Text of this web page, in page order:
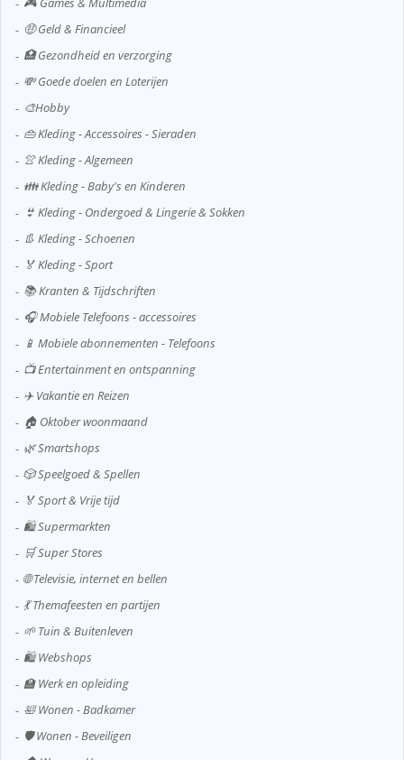
🤑 Geld & Financieel
🏥 Gezondheid en verzorging
💸 Goede doelen en Loterijen
🎨Hobby
👜 Kleding - Accessoires - Sieraden
👚 Kleding - Algemeen
👪 Kleding - Baby's en Kinderen
👙 Kleding - Ondergoed & Lingerie & Sokken
👢 Kleding - Schoenen
🏅 Kleding - Sport
📚 Kranten & Tijdschriften
🎧 Mobiele Telefoons - accessoires
📱 Mobiele abonnementen - Telefoons
📺 Entertainment en ontspanning
✈️ Vakantie en Reizen
🏠 Oktober woonmaand
🌿 Smartshops
🎲 Speelgoed & Spellen
🏅 Sport & Vrije tijd
🛍️ Supermarkten
🛒 Super Stores
🌐 Televisie, internet en bellen
💃 Themafeesten en partijen
🌱 Tuin & Buitenleven
🛍️ Webshops
🏫 Werk en opleiding
🛀 Wonen - Badkamer
🛡️ Wonen - Beveiligen